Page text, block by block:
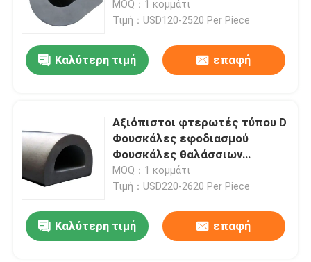
δακρυ'ων χρώματος
κιγκλιδωμάτων μαύρη
MOQ：1 κομμάτι
Τιμή：USD120-2520 Per Piece
Καλύτερη τιμή επαφή
Αξιόπιστοι φτερωτές τύπου D
Φουσκάλες εφοδιασμού
Φουσκάλες θαλάσσιων
στροφών Σημαντικά καναλιών
Φουσκάλες γωνιακών
MOQ：1 κομμάτι
Τιμή：USD220-2620 Per Piece
Καλύτερη τιμή επαφή